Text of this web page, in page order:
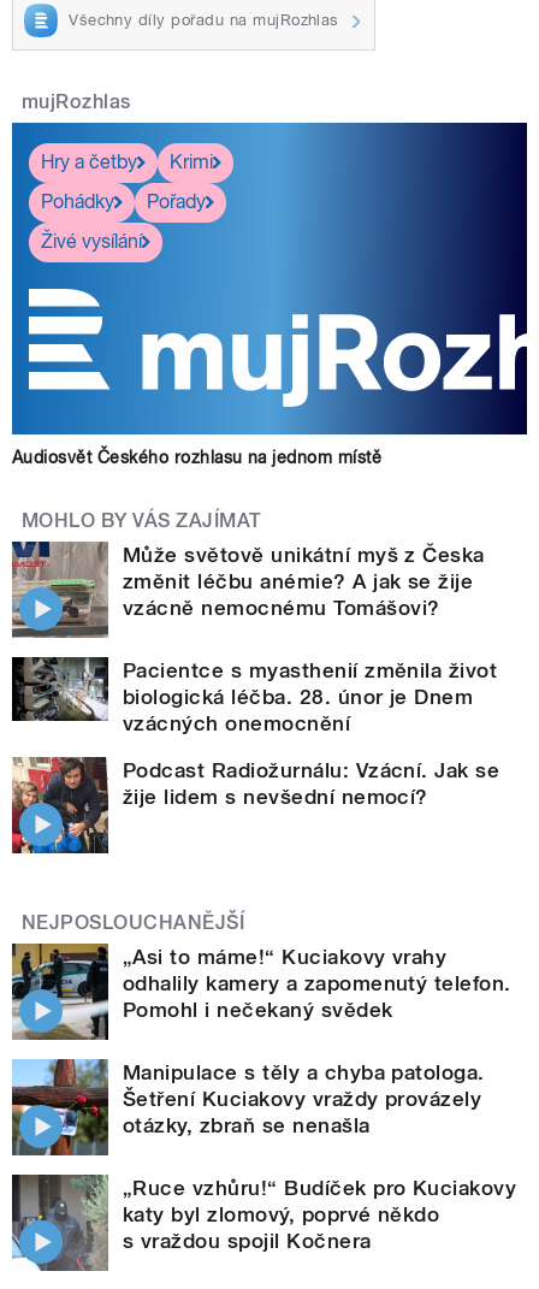
Všechny díly pořadu na mujRozhlas
mujRozhlas
Hry a četby
Krimi
Pohádky
Pořady
Živé vysílání
Audiosvět Českého rozhlasu na jednom místě
MOHLO BY VÁS ZAJÍMAT
Může světově unikátní myš z Česka
změnit léčbu anémie? A jak se žije
vzácně nemocnému Tomášovi?
Pacientce s myasthenií změnila život
biologická léčba. 28. únor je Dnem
vzácných onemocnění
Podcast Radiožurnálu: Vzácní. Jak se
žije lidem s nevšední nemocí?
NEJPOSLOUCHANĚJŠÍ
„Asi to máme!“ Kuciakovy vrahy
odhalily kamery a zapomenutý telefon.
Pomohl i nečekaný svědek
Manipulace s těly a chyba patologa.
Šetření Kuciakovy vraždy provázely
otázky, zbraň se nenašla
„Ruce vzhůru!“ Budíček pro Kuciakovy
katy byl zlomový, poprvé někdo
s vraždou spojil Kočnera